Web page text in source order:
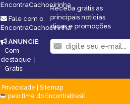
EncontraCachoeirinha
Fale com o
EncontraCachoeirinha
ANUNCIE:
Com
destaque |
Grátis
Receba grátis as
principais notícias,
dicas e promoções
Privacidade
Sitemap
pelo time do EncontraBrasil